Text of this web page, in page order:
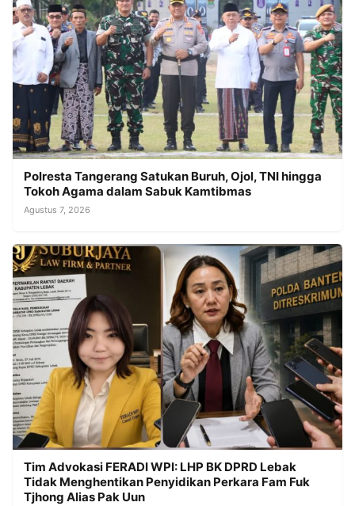
Polresta Tangerang Satukan Buruh, Ojol, TNI hingga
Tokoh Agama dalam Sabuk Kamtibmas
Agustus 7, 2026
Tim Advokasi FERADI WPI: LHP BK DPRD Lebak
Tidak Menghentikan Penyidikan Perkara Fam Fuk
Tjhong Alias Pak Uun